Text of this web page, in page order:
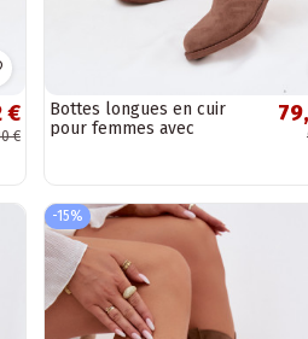
€
€
Bottes longues en cuir
pour femmes avec
-15%